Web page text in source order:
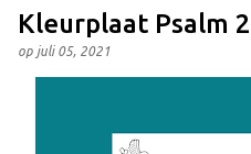
Kleurplaat Psalm
op juli 05, 2021